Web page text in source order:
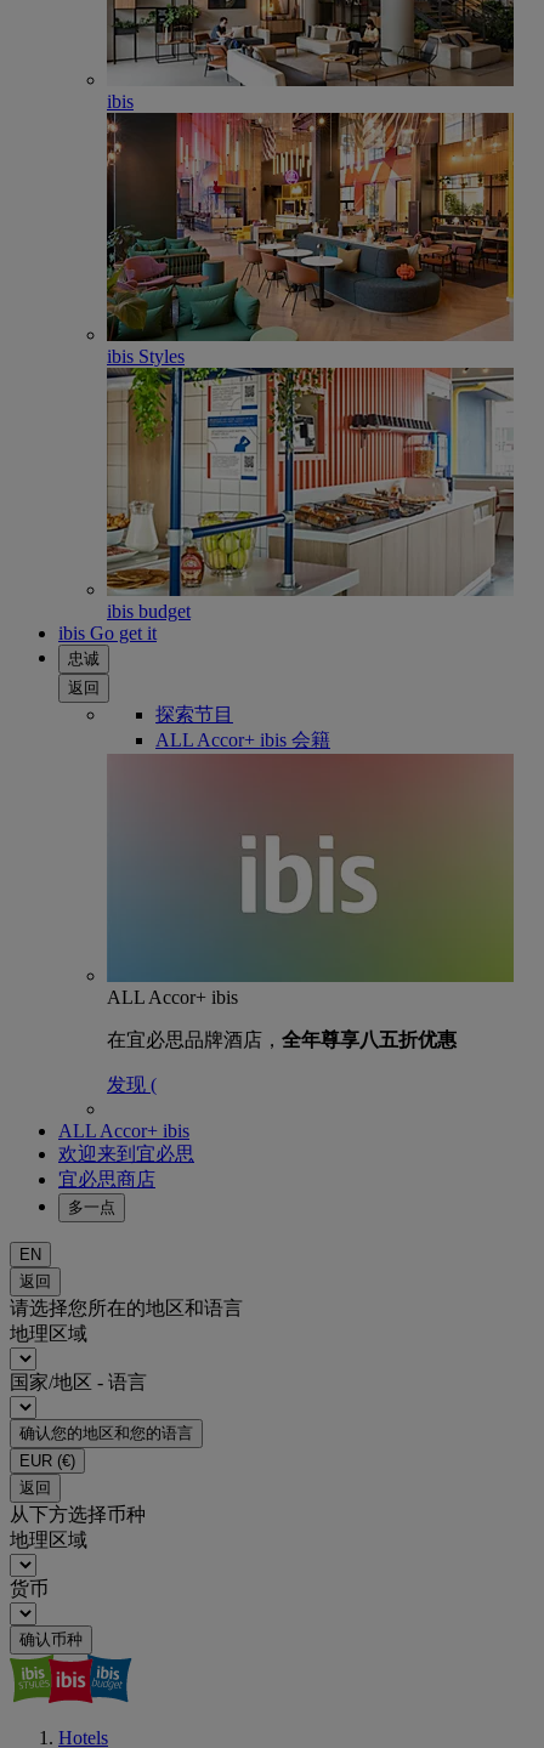
ibis
ibis Styles
ibis budget
ibis Go get it
忠诚
返回
探索节目
ALL Accor+ ibis 会籍
ALL Accor+ ibis
在宜必思品牌酒店， 全年尊享八五折优惠
发现 (
ALL Accor+ ibis
欢迎来到宜必思
宜必思商店
多一点
EN
返回
请选择您所在的地区和语言
地理区域
国家/地区 - 语言
确认您的地区和您的语言
EUR (€)
返回
从下方选择币种
地理区域
货币
确认币种
Hotels